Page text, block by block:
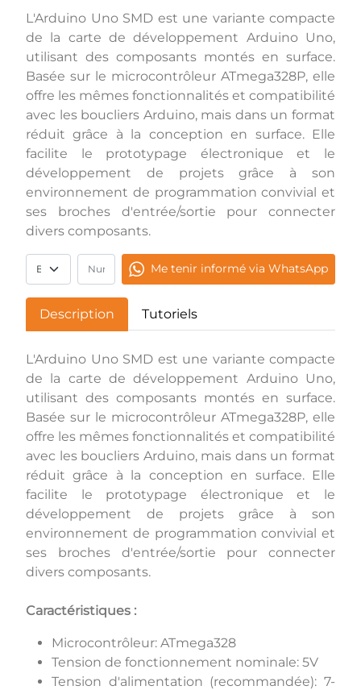
L'Arduino Uno SMD est une variante compacte
de la carte de développement Arduino Uno,
utilisant des composants montés en surface.
Basée sur le microcontrôleur ATmega328P, elle
offre les mêmes fonctionnalités et compatibilité
avec les boucliers Arduino, mais dans un format
réduit grâce à la conception en surface. Elle
facilite le prototypage électronique et le
développement de projets grâce à son
environnement de programmation convivial et
ses broches d'entrée/sortie pour connecter
divers composants.
Me tenir informé via WhatsApp
Description Tutoriels
L'Arduino Uno SMD est une variante compacte
de la carte de développement Arduino Uno,
utilisant des composants montés en surface.
Basée sur le microcontrôleur ATmega328P, elle
offre les mêmes fonctionnalités et compatibilité
avec les boucliers Arduino, mais dans un format
réduit grâce à la conception en surface. Elle
facilite le prototypage électronique et le
développement de projets grâce à son
environnement de programmation convivial et
ses broches d'entrée/sortie pour connecter
divers composants.
Caractéristiques :
Microcontrôleur: ATmega328
Tension de fonctionnement nominale: 5V
Tension d'alimentation (recommandée): 7-